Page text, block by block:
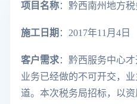
项目名称：黔西南州地方
施工日期 ：2017年11月4日
客户需求： 黔西服务中心
业务已经做的不可开交，业
道。本次税务局招标，以